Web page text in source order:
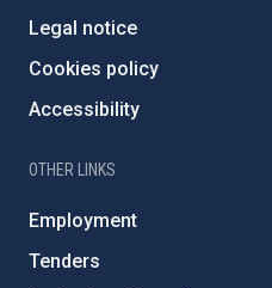
Legal notice
Cookies policy
Accessibility
OTHER LINKS
Employment
Tenders